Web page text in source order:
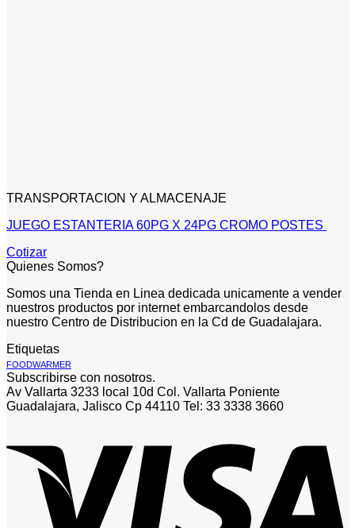
TRANSPORTACION Y ALMACENAJE
JUEGO ESTANTERIA 60PG X 24PG CROMO POSTES
Cotizar
Quienes Somos?
Somos una Tienda en Linea dedicada unicamente a vender
nuestros productos por internet embarcandolos desde
nuestro Centro de Distribucion en la Cd de Guadalajara.
Etiquetas
FOODWARMER
Subscribirse con nosotros.
Av Vallarta 3233 local 10d Col. Vallarta Poniente
Guadalajara, Jalisco Cp 44110 Tel: 33 3338 3660